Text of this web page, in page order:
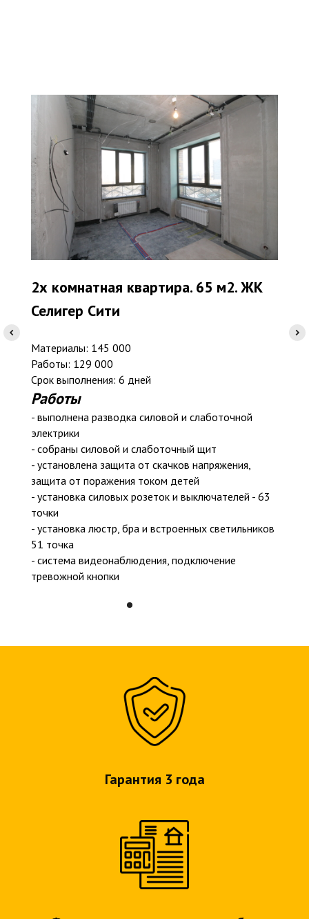
2х комнатная квартира. 65 м2. ЖК
Селигер Сити
Материалы: 145 000
Работы: 129 000
Срок выполнения: 6 дней
Работы
- выполнена разводка силовой и слаботочной
электрики
- собраны силовой и слаботочный щит
- установлена защита от скачков напряжения,
защита от поражения током детей
- установка силовых розеток и выключателей - 63
точки
- установка люстр, бра и встроенных светильников
51 точка
- система видеонаблюдения, подключение
тревожной кнопки
Гарантия 3 года